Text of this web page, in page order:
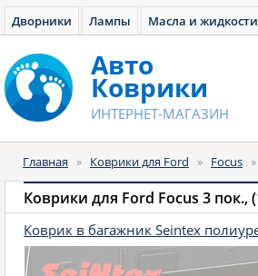
Дворники Лампы Масла и жидкости
Авто
Коврики
ИНТЕРНЕТ-МАГАЗИН
Главная » Коврики для Ford » Focus »
Коврики для Ford Focus 3 пок.,
Коврик в багажник Seintex